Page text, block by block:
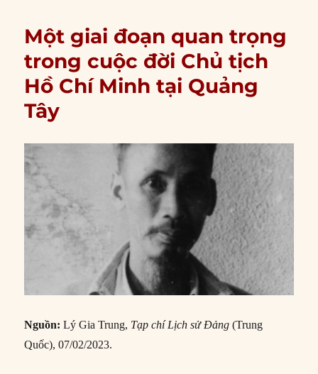
Một giai đoạn quan trọng
trong cuộc đời Chủ tịch
Hồ Chí Minh tại Quảng
Tây
Nguồn: Lý Gia Trung, Tạp chí Lịch sử Đảng (Trung
Quốc), 07/02/2023.